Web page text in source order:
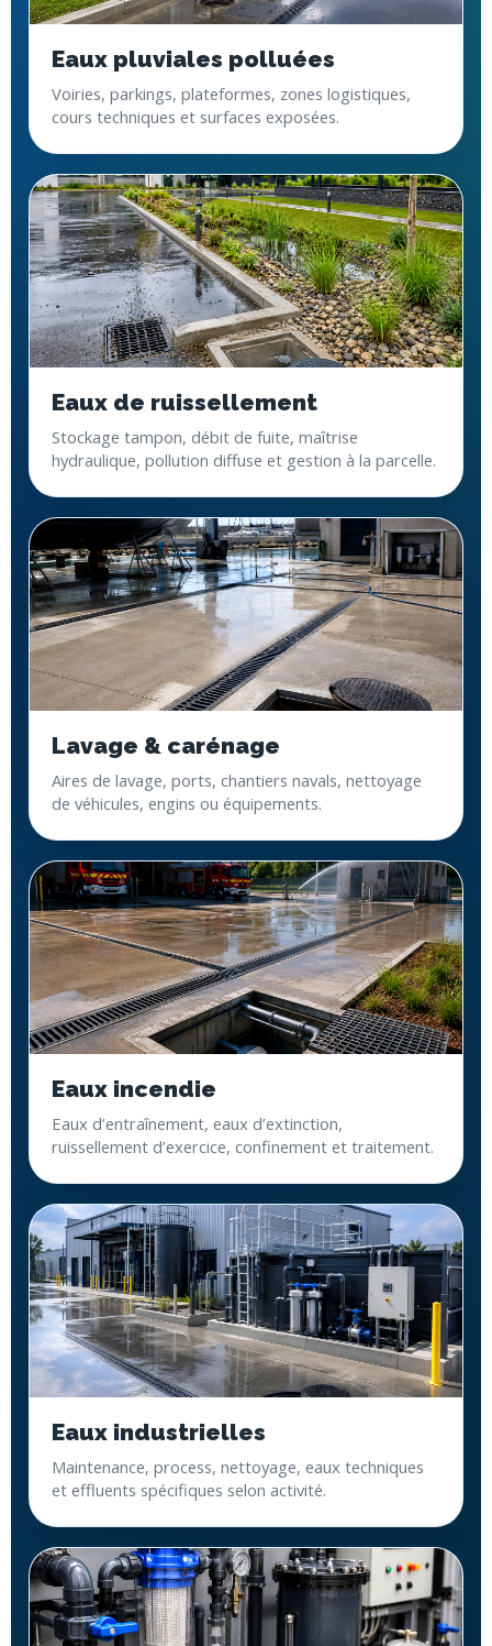
Eaux pluviales polluées
Voiries, parkings, plateformes, zones logistiques,
cours techniques et surfaces exposées.
Eaux de ruissellement
Stockage tampon, débit de fuite, maîtrise
hydraulique, pollution diffuse et gestion à la parcelle.
Lavage & carénage
Aires de lavage, ports, chantiers navals, nettoyage
de véhicules, engins ou équipements.
Eaux incendie
Eaux d’entraînement, eaux d’extinction,
ruissellement d’exercice, confinement et traitement.
Eaux industrielles
Maintenance, process, nettoyage, eaux techniques
et effluents spécifiques selon activité.